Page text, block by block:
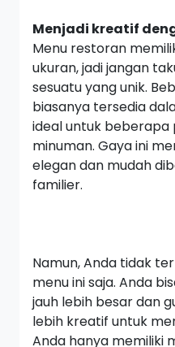
Menjadi kreatif
Menu restoran
ukuran, jadi jangan
sesuatu yang unik.
biasanya tersedia
ideal untuk beberapa
minuman. Gaya ini
elegan dan mudah
familier.
Namun, Anda tidak
menu ini saja. Anda
jauh lebih besar dan
lebih kreatif untuk
Anda hanya memiliki